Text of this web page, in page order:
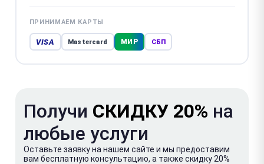
ПРИНИМАЕМ КАРТЫ
VISA Mastercard МИР СБП
Получи СКИДКУ 20% на
любые услуги
Оставьте заявку на нашем сайте и мы предоставим
вам бесплатную консультацию, а также скидку 20%